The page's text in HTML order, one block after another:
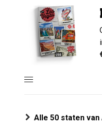
Alle 50 staten